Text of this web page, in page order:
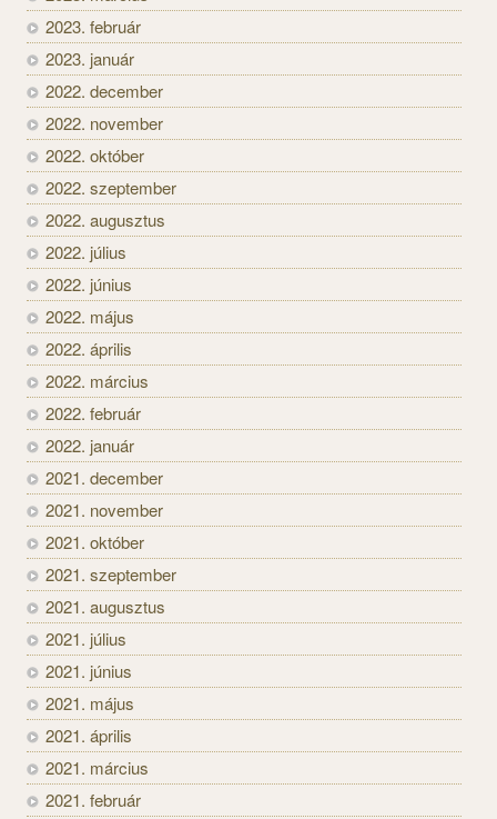
2023. február
2023. január
2022. december
2022. november
2022. október
2022. szeptember
2022. augusztus
2022. július
2022. június
2022. május
2022. április
2022. március
2022. február
2022. január
2021. december
2021. november
2021. október
2021. szeptember
2021. augusztus
2021. július
2021. június
2021. május
2021. április
2021. március
2021. február